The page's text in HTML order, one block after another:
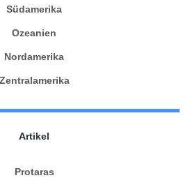
Südamerika
Ozeanien
Nordamerika
Zentralamerika
Artikel
Protaras